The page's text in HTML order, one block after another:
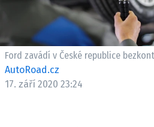
PROFI
ELEKTRO
TRH S
Ford zavádí v České republice
AutoRoad.cz
17. září 2020 23:24